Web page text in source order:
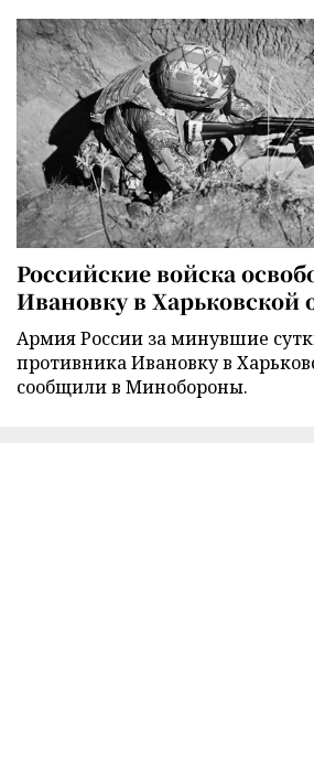
Российские войска
Ивановку в Харьковской
Армия России за минувшие
противника Ивановку в
сообщили в Минобороны.